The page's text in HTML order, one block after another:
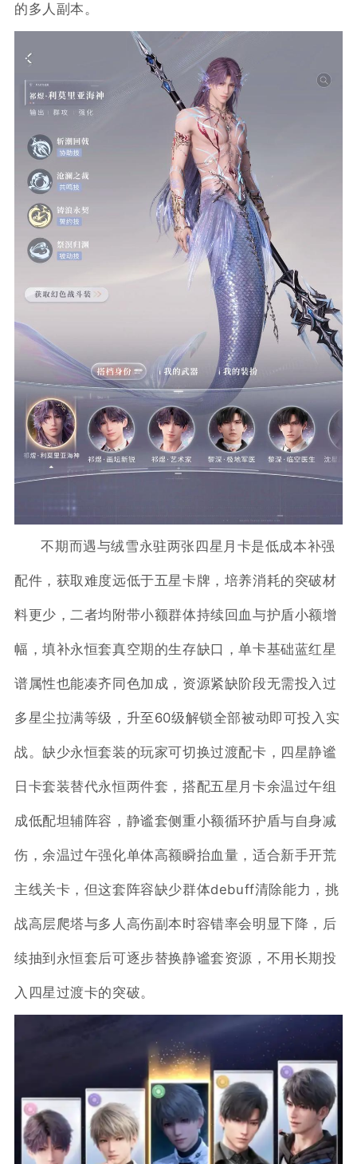
的多人副本。
不期而遇与绒雪永驻两张四星月卡是低成本补强
配件，获取难度远低于五星卡牌，培养消耗的突破材
料更少，二者均附带小额群体持续回血与护盾小额增
幅，填补永恒套真空期的生存缺口，单卡基础蓝红星
谱属性也能凑齐同色加成，资源紧缺阶段无需投入过
多星尘拉满等级，升至60级解锁全部被动即可投入实
战。缺少永恒套装的玩家可切换过渡配卡，四星静谧
日卡套装替代永恒两件套，搭配五星月卡余温过午组
成低配坦辅阵容，静谧套侧重小额循环护盾与自身减
伤，余温过午强化单体高额瞬抬血量，适合新手开荒
主线关卡，但这套阵容缺少群体debuff清除能力，挑
战高层爬塔与多人高伤副本时容错率会明显下降，后
续抽到永恒套后可逐步替换静谧套资源，不用长期投
入四星过渡卡的突破。